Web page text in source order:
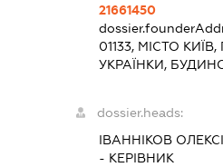
21661450
01133, МІСТО
УКРАЇНКИ,
dossier.heads:
ІВАННІКОВ
- КЕРІВНИК